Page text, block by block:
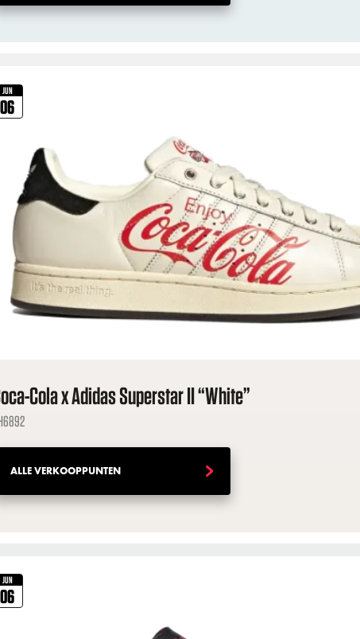
JUN
06
Cola x Adidas Superstar II “White”
ALLE VERKOOPPUNTEN
JUN
06